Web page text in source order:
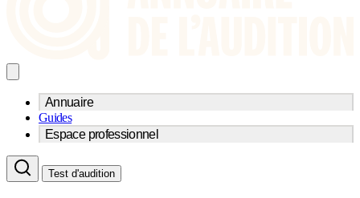
Annuaire
Trouvez un professionnel de l'audition
Centre d'audioprothèse
Médecins ORL & Phoniatres
Guides
Espace professionnel
Acteurs et services
Fournisseurs
Test d'audition